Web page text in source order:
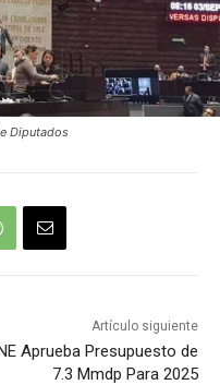
Diputados
Artículo siguiente
Aprueba Presupuesto de
7.3 Mmdp Para 2025